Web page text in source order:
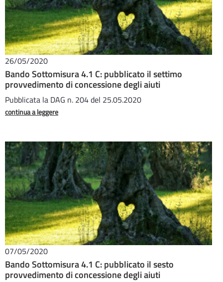
26/05/2020
Bando Sottomisura 4.1 C: pubblicato il settimo
provvedimento di concessione degli aiuti
Pubblicata la DAG n. 204 del 25.05.2020
continua a leggere
07/05/2020
Bando Sottomisura 4.1 C: pubblicato il sesto
provvedimento di concessione degli aiuti